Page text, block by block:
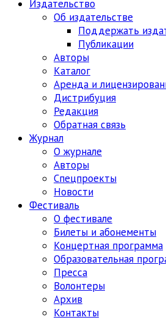
Издательство
Об издательстве
Поддержать
Публикации
Авторы
Каталог
Аренда и
Дистрибуция
Редакция
Обратная связь
Журнал
О журнале
Авторы
Спецпроекты
Новости
Фестиваль
О фестивале
Билеты и абонементы
Концертная программа
Образовательная
Пресса
Волонтеры
Архив
Контакты